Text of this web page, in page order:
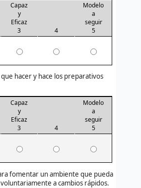
Capaz
y
Eficaz
3
4
Modelo
a
seguir
5
hacer y hace los preparativos
Capaz
y
Eficaz
3
4
Modelo
a
seguir
5
fomentar un ambiente que pueda
a cambios rápidos.